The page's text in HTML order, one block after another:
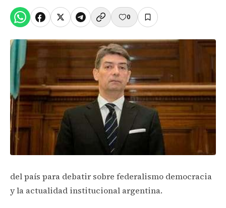
0
del país para debatir sobre federalismo democracia
y la actualidad institucional argentina.